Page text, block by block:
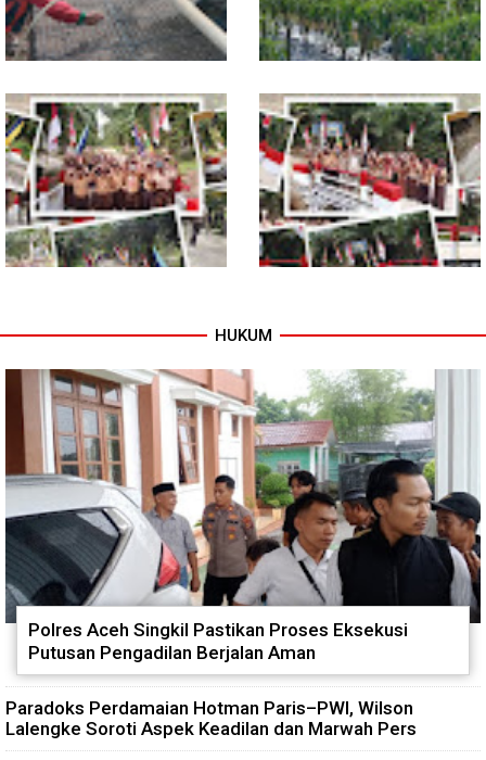
Dukung Petani, Babinsa Turun
Langsung Semai Bibit
Semangka di Sikalondang
Babinsa Dampingi Petani
Rawat Cabai, Dukung
Ketahanan Pangan
Tuntas Dibangun, Jembatan
Teladan Baru–Kuala Kepeng
TNI dan Warga Tuntaskan
Ekonomi Kian Terbuka
HUKUM
Polres Aceh Singkil Pastikan Proses Eksekusi
Putusan Pengadilan Berjalan Aman
Paradoks Perdamaian Hotman Paris–PWI, Wilson
Lalengke Soroti Aspek Keadilan dan Marwah Pers